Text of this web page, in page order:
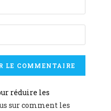
réduire les
sur comment les